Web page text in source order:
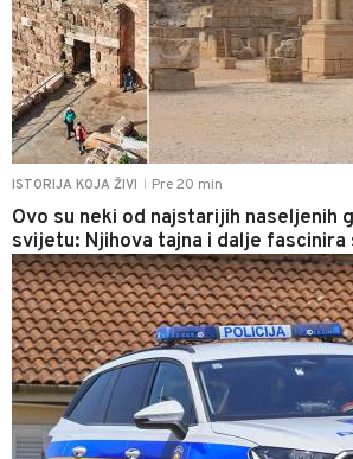
ISTORIJA KOJA ŽIVI Pre 20 min
Ovo su neki od najstarijih naseljenih
svijetu: Njihova tajna i dalje